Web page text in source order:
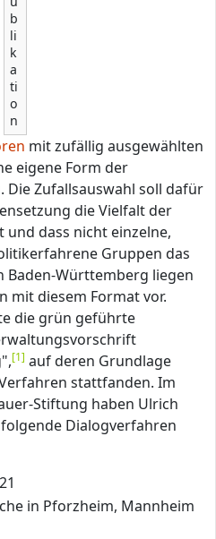
b
li
k
a
ti
o
n
mit zufällig ausgewählten
eigene Form der
Zufallsauswahl soll dafür
die Vielfalt der
dass nicht einzelne,
Gruppen das
Baden-Württemberg liegen
mit diesem Format vor.
die grün geführte
[1] auf deren Grundlage
stattfanden. Im
Stiftung haben Ulrich
Dialogverfahren
in Pforzheim, Mannheim